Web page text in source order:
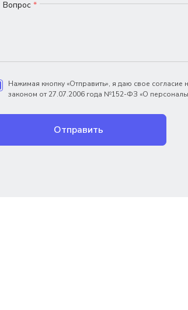
Вопрос *
Нажимая кнопку «Отправить», я даю свое
законом от 27.07.2006 года №152-ФЗ «О
Отправить